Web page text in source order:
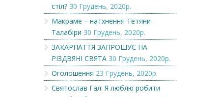
стіл? 30 Грудень, 2020р.
Макраме – натхнення Тетяни
Талабіри 30 Грудень, 2020р.
ЗАКАРПАТТЯ ЗАПРОШУЄ НА
РІЗДВЯНІ СВЯТА 30 Грудень, 2020р.
Оголошення 23 Грудень, 2020р.
Святослав Гал: Я люблю робити